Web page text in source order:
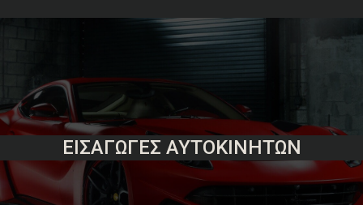
ΕΙΣΑΓΩΓΈΣ ΑΥΤΟΚΙΝΉΤΩΝ